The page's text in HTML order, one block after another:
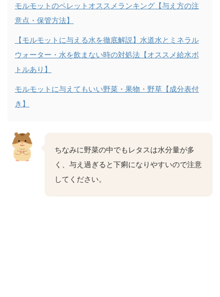
モルモットのペレットオススメランキング【与え方の注
意点・保管方法】
【モルモットに与える水を徹底解説】水道水とミネラル
ウォーター・水を飲まない時の対処法【オススメ給水ボ
トルあり】
モルモットに与えてもいい野菜・果物・野草【成分表付
き】
ちなみに野菜の中でもレタスは水分量が多
く、与え過ぎると下痢になりやすいので注意
してください。